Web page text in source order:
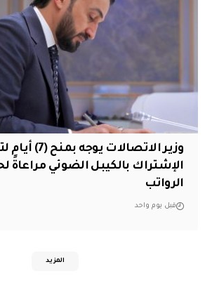
وزير الاتصالات يوجه
الإشتراك بالكيبل الضوئي مراعاةً
الرواتب
قبل يوم واحد
المزيد